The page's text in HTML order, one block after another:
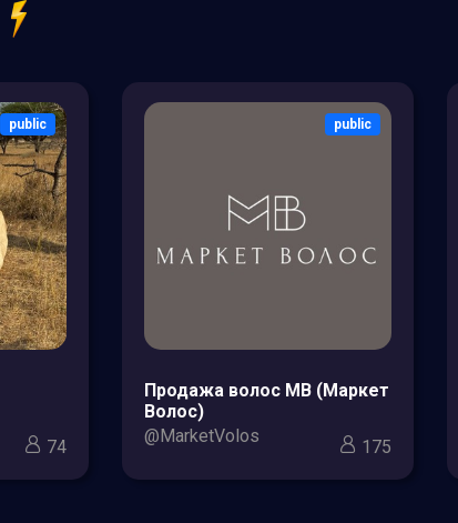
public
74
public
Продажа волос МВ (Маркет
Волос)
@MarketVolos
175